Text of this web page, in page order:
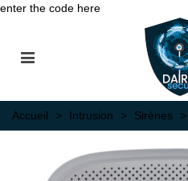
enter the code here
Accueil > Intrusion > Sirènes >